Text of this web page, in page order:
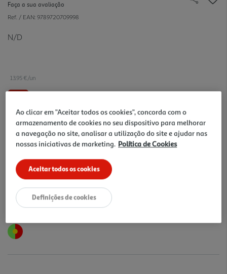
Faça a sua avaliação
Ref. / EAN: 9789720709998
N/D
13.95 €/un
15,50 €PVP de editor
13,95 €
Notas de preparação
Ao clicar em "Aceitar todos os cookies", concorda com o
armazenamento de cookies no seu dispositivo para melhorar
a navegação no site, analisar a utilização do site e ajudar nas
nossas iniciativas de marketing. Política de Cookies
Aceitar todos os cookies
Definições de cookies